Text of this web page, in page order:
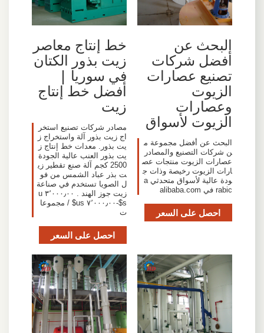
البحث عن
أفضل شركات
تصنيع عصارات
الزيوت
وعصارات
الزيوت لأسواق
البحث عن أفضل مجموعة م
ن شركات التصنيع والمصادر
عصارات الزيوت منتجات عص
ارات الزيوت رخيصة وذات ج
ودة عالية لأسواق متحدثي a
rabic في alibaba.com
احصل على السعر
خط إنتاج معاصر
زيت بذور الكتان
في سوريا |
أفضل خط إنتاج
زيت
مصادر شركات تصنيع استخر
اج زيت بذور آلة واستخراج ز
يت بذور. معدات خط إنتاج ز
يت بذور العنب عالية الجودة
2500 كجم آلة صنع تقطير زي
ت بذر عباد الشمس من فو
ل الصويا تستخدم في صناعة
زيت جوز الهند . ٣٬٠٠٠٫٠٠ u
s$-٧٬٠٠٠٫٠٠ us$ / مجموعا
ت
احصل على السعر